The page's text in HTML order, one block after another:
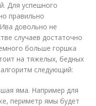
Для успешного
правильно
довольно не
случаев достаточно
больше горшка
на тяжелых, бедных
следующий:
яма. Например для
периметр ямы будет